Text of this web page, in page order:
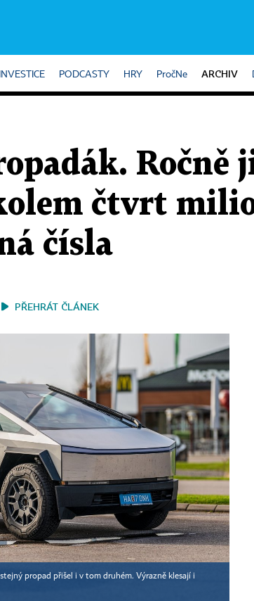
INVESTICE PODCASTY HRY PročNe ARCHIV
Ročně
čtvrt
čísla
PŘEHRÁT ČLÁNEK
propad přišel i v tom druhém. Výrazně klesají i